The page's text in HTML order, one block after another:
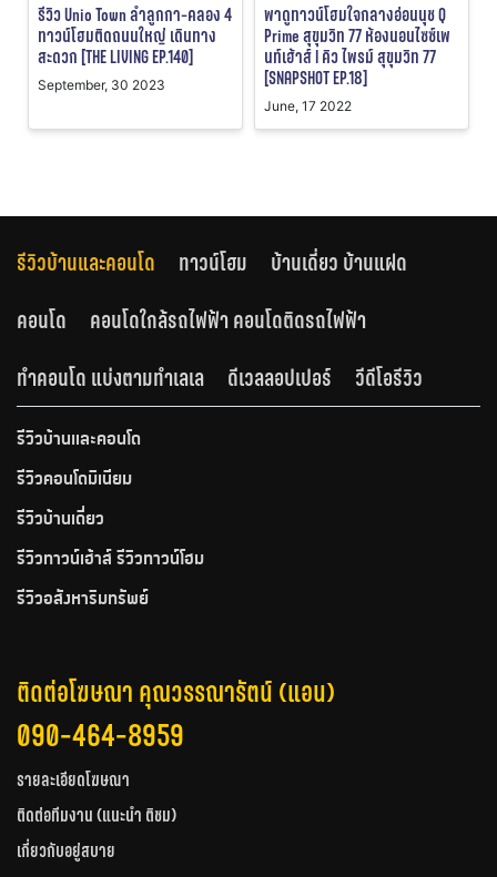
รีวิว Unio Town ลำลูกกา-คลอง 4
ทาวน์โฮมติดถนนใหญ่ เดินทาง
สะดวก [THE LIVING EP.140]
September, 30 2023
พาดูทาวน์โฮมใจกลางอ่อนนุช Q
Prime สุขุมวิท 77 ห้องนอนไซซ์เพ
นท์เฮ้าส์ l คิว ไพรม์ สุขุมวิท 77
[SNAPSHOT EP.18]
June, 17 2022
รีวิวบ้านและคอนโด ทาวน์โฮม
บ้านเดี่ยว บ้านแฝด
คอนโด
คอนโดใกล้รถไฟฟ้า คอนโดติดรถไฟฟ้า
ทำคอนโด แบ่งตามทำเลเล
ดีเวลลอปเปอร์ วีดีโอรีวิว
รีวิวบ้านและคอนโด
รีวิวคอนโดมิเนียม
รีวิวบ้านเดี่ยว
รีวิวทาวน์เฮ้าส์ รีวิวทาวน์โฮม
รีวิวอสังหาริมทรัพย์
ติดต่อโฆษณา คุณวรรณารัตน์ (แอน)
090-464-8959
รายละเอียดโฆษณา
ติดต่อทีมงาน (แนะนำ ติชม)
เกี่ยวกับอยู่สบาย